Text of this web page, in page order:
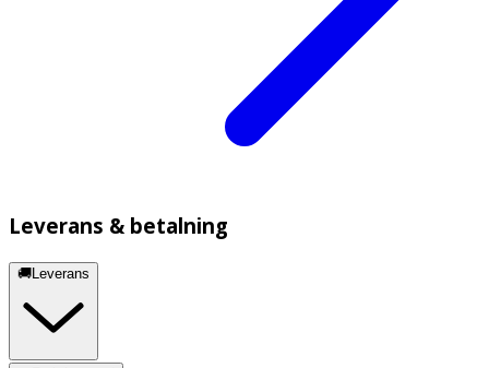
Leverans & betalning
🚚Leverans